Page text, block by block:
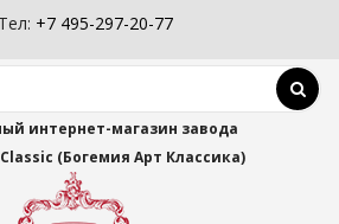
Тел: +7 495-297-20-77
интернет-магазин завода
(Богемия Арт Классика)